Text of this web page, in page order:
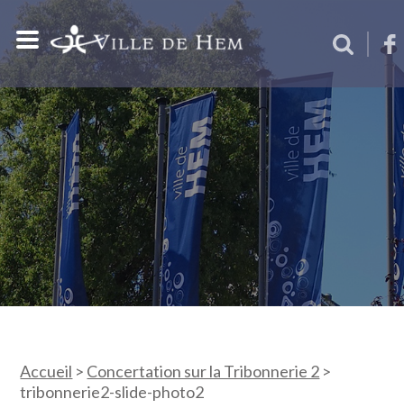
Accueil > Concertation sur la Tribonnerie 2 >
tribonnerie2-slide-photo2